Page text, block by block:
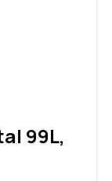
99L,